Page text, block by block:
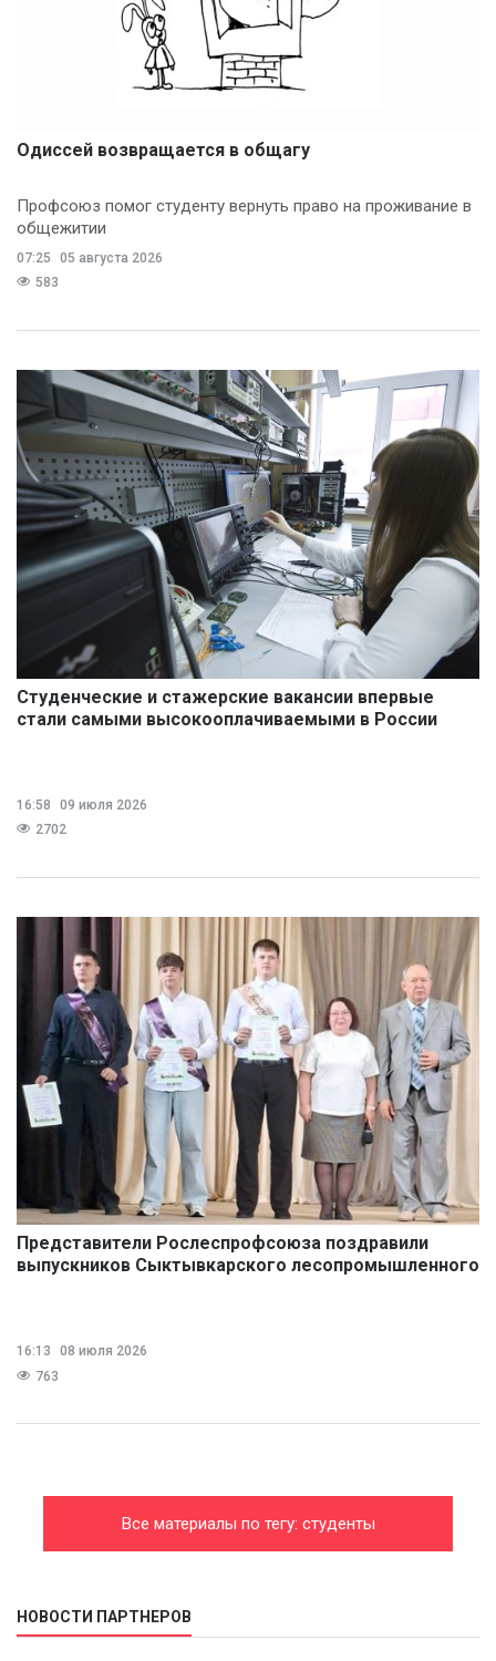
Одиссей возвращается в общагу
Профсоюз помог студенту вернуть право на проживание в
общежитии
07:25
05 августа 2026
583
Студенческие и стажерские вакансии впервые
стали самыми высокооплачиваемыми в России
16:58
09 июля 2026
2702
Представители Рослеспрофсоюза поздравили
выпускников Сыктывкарского лесопромышленного
16:13
08 июля 2026
763
Все материалы по тегу: студенты
НОВОСТИ ПАРТНЕРОВ